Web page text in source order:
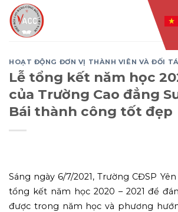
Skip
to
content
HOẠT ĐỘNG ĐƠN VỊ THÀNH VIÊN VÀ ĐỐI
Lễ tổng kết năm học
của Trường Cao đẳng
Bái thành công tốt đẹp
Sáng ngày 6/7/2021, Trường CĐSP
tổng kết năm học 2020 – 2021 để
được trong năm học và phương